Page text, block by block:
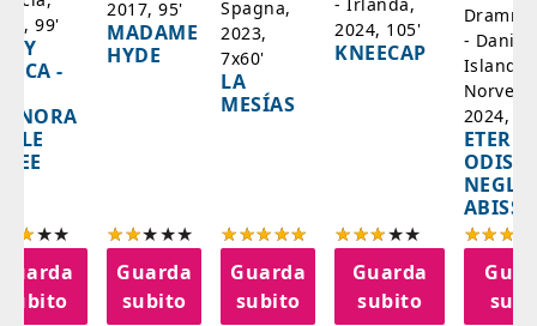
99'
-
subito
2017, 95'
MADAME
HYDE
Guarda
subito
Spagna,
2023,
7x60'
LA
MESÍAS
Guarda
subito
2024, 105'
KNEECAP
Guarda
subito
-
Islanda,
2024,
NEGLI
ABISSI